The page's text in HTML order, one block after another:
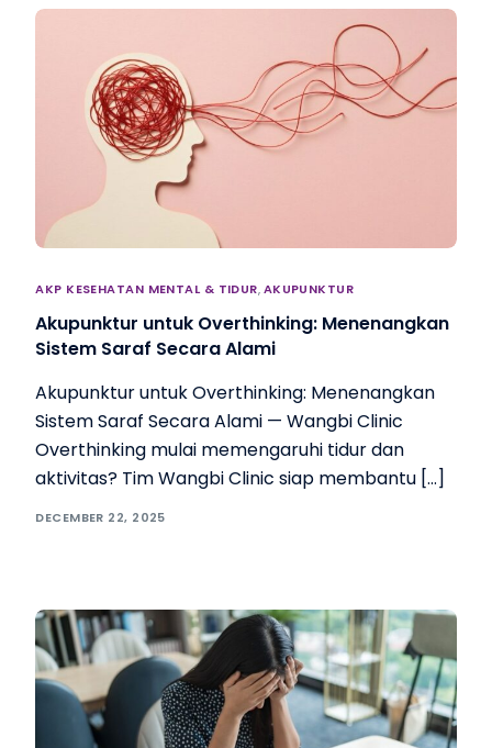
AKP KESEHATAN MENTAL & TIDUR,AKUPUNKTUR
Akupunktur untuk Overthinking: Menenangkan
Sistem Saraf Secara Alami
Akupunktur untuk Overthinking: Menenangkan
Sistem Saraf Secara Alami — Wangbi Clinic
Overthinking mulai memengaruhi tidur dan
aktivitas? Tim Wangbi Clinic siap membantu […]
DECEMBER 22, 2025